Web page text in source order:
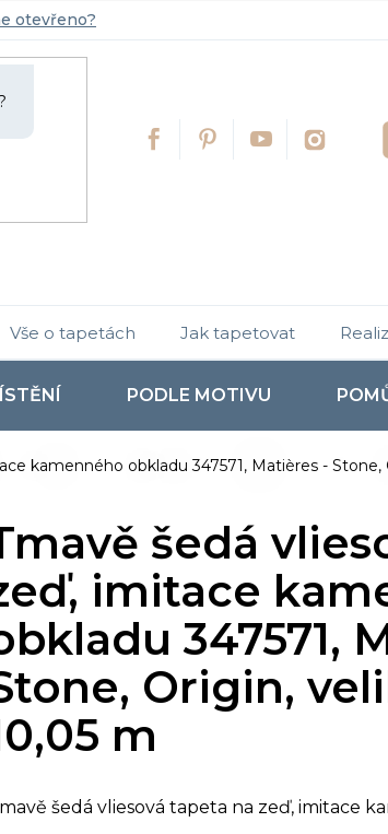
otevřeno?
PODLE MOTIVU
Vše o tapetách Jak tapetovat
kamenného obkladu 347571, Matières - Stone,
šedá
imitace
347571,
Origin,
m
šedá vliesová tapeta na zeď, imitace